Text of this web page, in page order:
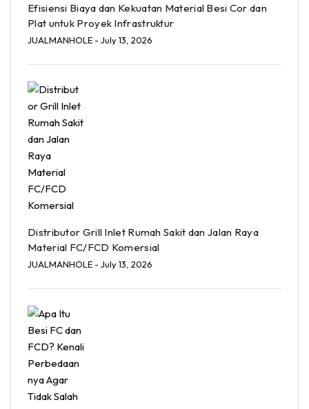
Efisiensi Biaya dan Kekuatan Material Besi Cor dan
Plat untuk Proyek Infrastruktur
JUALMANHOLE - July 13, 2026
Distributor Grill Inlet Rumah Sakit dan Jalan Raya
Material FC/FCD Komersial
JUALMANHOLE - July 13, 2026